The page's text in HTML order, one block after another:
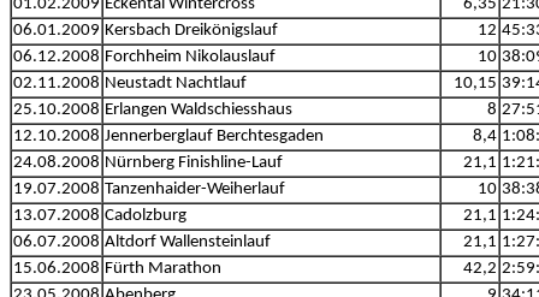
01.02.2009 Eckental Wintercross 6,35
06.01.2009 Kersbach Dreikönigslauf 12
06.12.2008 Forchheim Nikolauslauf 10
02.11.2008 Neustadt Nachtlauf 10,15
25.10.2008 Erlangen Waldschiesshaus 8
12.10.2008 Jennerberglauf Berchtesgaden 8,4
24.08.2008 Nürnberg Finishline-Lauf 21,1
19.07.2008 Tanzenhaider-Weiherlauf 10
13.07.2008 Cadolzburg 21,1
06.07.2008 Altdorf Wallensteinlauf 21,1
15.06.2008 Fürth Marathon 42,2